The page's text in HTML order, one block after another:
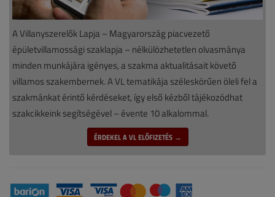
A Villanyszerelők Lapja – Magyarország piacvezető
épületvillamossági szaklapja – nélkülözhetetlen olvasmánya
minden munkájára igényes, a szakma aktualitásait követő
villamos szakembernek. A VL tematikája széleskörűen öleli fel a
szakmánkat érintő kérdéseket, így első kézből tájékozódhat
szakcikkeink segítségével – évente 10 alkalommal.
ÉRDEKEL A VL ELŐFIZETÉS →